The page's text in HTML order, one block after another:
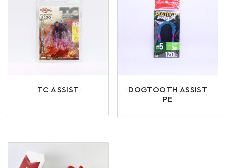
TC ASSIST
DOGTOOTH ASSIST
PE